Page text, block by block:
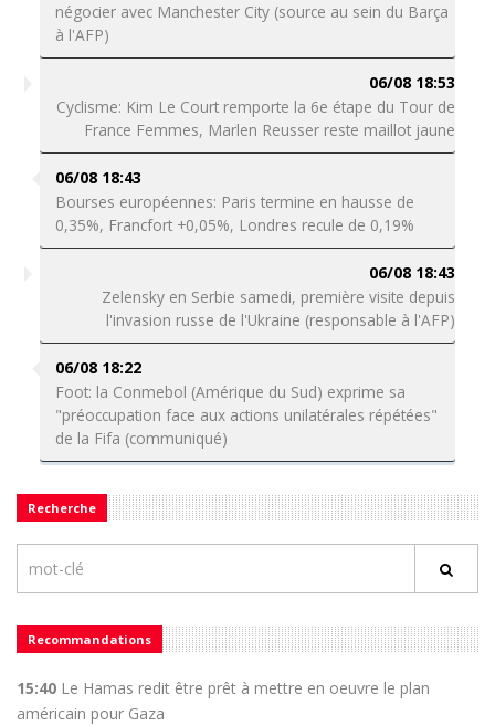
négocier avec Manchester City (source au sein du Barça
à l'AFP)
06/08 18:53
Cyclisme: Kim Le Court remporte la 6e étape du Tour de
France Femmes, Marlen Reusser reste maillot jaune
06/08 18:43
Bourses européennes: Paris termine en hausse de
0,35%, Francfort +0,05%, Londres recule de 0,19%
06/08 18:43
Zelensky en Serbie samedi, première visite depuis
l'invasion russe de l'Ukraine (responsable à l'AFP)
06/08 18:22
Foot: la Conmebol (Amérique du Sud) exprime sa
"préoccupation face aux actions unilatérales répétées"
de la Fifa (communiqué)
Recherche
Recommandations
15:40 Le Hamas redit être prêt à mettre en oeuvre le plan
américain pour Gaza